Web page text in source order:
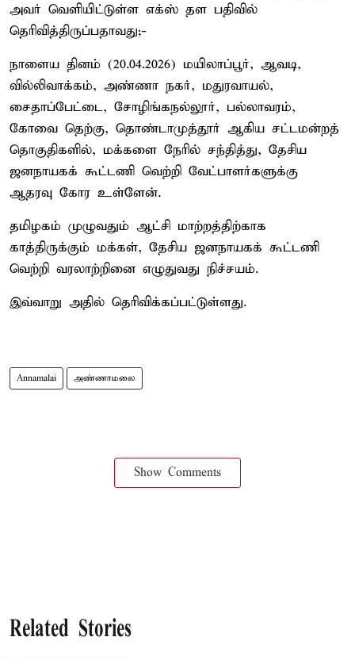
அவர் வெளியிட்டுள்ள எக்ஸ் தள பதிவில்
தெரிவித்திருப்பதாவது;-
நாளைய தினம் (20.04.2026) மயிலாப்பூர், ஆவடி,
வில்லிவாக்கம், அண்ணா நகர், மதுரவாயல்,
சைதாப்பேட்டை, சோழிங்கநல்லூர், பல்லாவரம்,
கோவை தெற்கு, தொண்டாமுத்தூர் ஆகிய சட்டமன்றத்
தொகுதிகளில், மக்களை நேரில் சந்தித்து, தேசிய
ஜனநாயகக் கூட்டணி வெற்றி வேட்பாளர்களுக்கு
ஆதரவு கோர உள்ளேன்.
தமிழகம் முழுவதும் ஆட்சி மாற்றத்திற்காக
காத்திருக்கும் மக்கள், தேசிய ஜனநாயகக் கூட்டணி
வெற்றி வரலாற்றினை எழுதுவது நிச்சயம்.
இவ்வாறு அதில் தெரிவிக்கப்பட்டுள்ளது.
Annamalai அண்ணாமலை
Show Comments
Related Stories